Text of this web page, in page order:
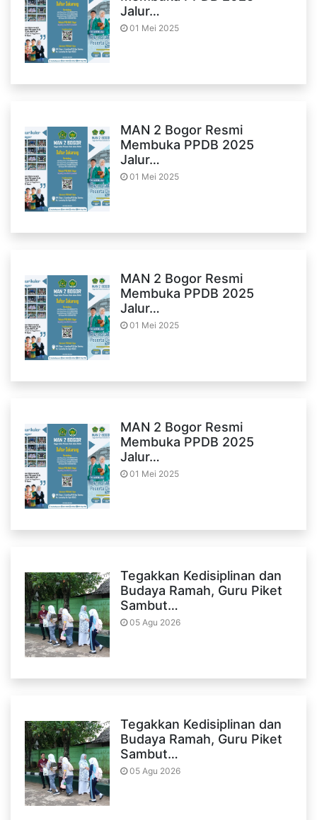
Jalur…
01 Mei 2025
MAN 2 Bogor Resmi
Membuka PPDB 2025
Jalur…
01 Mei 2025
MAN 2 Bogor Resmi
Membuka PPDB 2025
Jalur…
01 Mei 2025
MAN 2 Bogor Resmi
Membuka PPDB 2025
Jalur…
01 Mei 2025
Tegakkan Kedisiplinan dan
Budaya Ramah, Guru Piket
Sambut…
05 Agu 2026
Tegakkan Kedisiplinan dan
Budaya Ramah, Guru Piket
Sambut…
05 Agu 2026